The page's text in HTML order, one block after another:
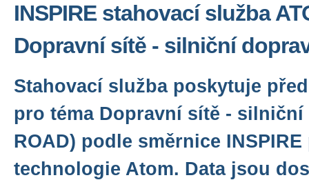
INSPIRE stahovací služba
Dopravní sítě - silniční
Stahovací služba poskytuje
pro téma Dopravní sítě - silniční
ROAD) podle směrnice
technologie Atom. Data jsou